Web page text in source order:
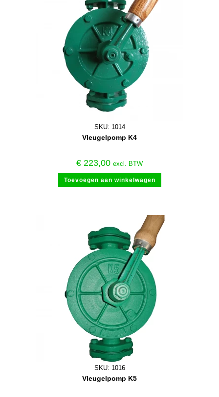
SKU: 1014
Vleugelpomp K4
€ 223,00 excl. BTW
Toevoegen aan winkelwagen
SKU: 1016
Vleugelpomp K5